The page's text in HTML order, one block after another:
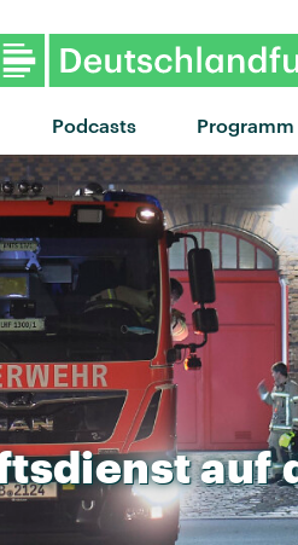
Podcasts Programm
auf